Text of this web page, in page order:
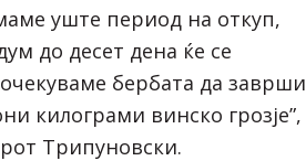
уште период на откуп,
до десет дена ќе се
бербата да заврши
килограми винско грозје”,
Трипуновски.